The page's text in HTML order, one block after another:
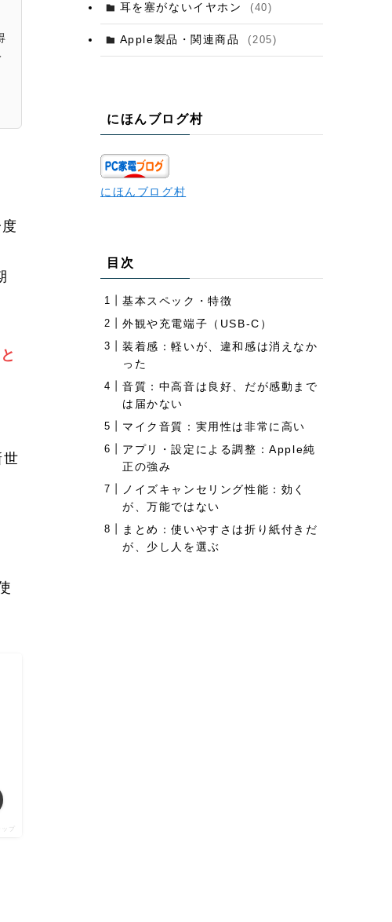
ップ
耳を塞がないイヤホン (40)
Apple製品・関連商品 (205)
にほんブログ村
にほんブログ村
目次
基本スペック・特徴
外観や充電端子（USB-C）
装着感：軽いが、違和感は消えなか
った
音質：中高音は良好、だが感動まで
は届かない
マイク音質：実用性は非常に高い
アプリ・設定による調整：Apple純
正の強み
ノイズキャンセリング性能：効く
が、万能ではない
まとめ：使いやすさは折り紙付きだ
が、少し人を選ぶ